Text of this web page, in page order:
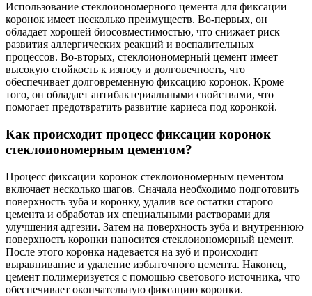
Использование стеклоиономерного цемента для фиксации
коронок имеет несколько преимуществ. Во-первых, он
обладает хорошей биосовместимостью, что снижает риск
развития аллергических реакций и воспалительных
процессов. Во-вторых, стеклоиономерный цемент имеет
высокую стойкость к износу и долговечность, что
обеспечивает долговременную фиксацию коронок. Кроме
того, он обладает антибактериальными свойствами, что
помогает предотвратить развитие кариеса под коронкой.
Как происходит процесс фиксации коронок
стеклоиономерным цементом?
Процесс фиксации коронок стеклоиономерным цементом
включает несколько шагов. Сначала необходимо подготовить
поверхность зуба и коронку, удалив все остатки старого
цемента и обработав их специальными растворами для
улучшения адгезии. Затем на поверхность зуба и внутреннюю
поверхность коронки наносится стеклоиономерный цемент.
После этого коронка надевается на зуб и происходит
выравнивание и удаление избыточного цемента. Наконец,
цемент полимеризуется с помощью светового источника, что
обеспечивает окончательную фиксацию коронки.